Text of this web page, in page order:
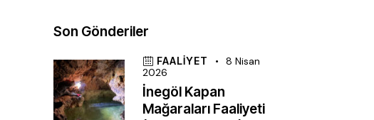
Son Gönderiler
FAALIYET
8 Nisan
2026
İnegöl Kapan
Mağaraları Faaliyeti